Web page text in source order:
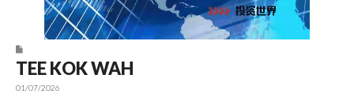
TEE KOK WAH
01/07/2026